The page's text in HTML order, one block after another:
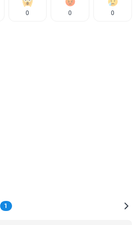
0 0 0
1